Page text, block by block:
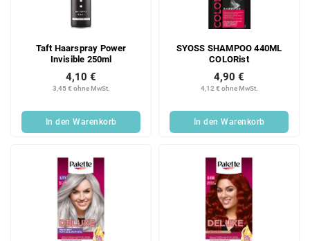
Taft Haarspray Power
Invisible 250ml
3,45 € ohne MwSt.
4,10 €
In den Warenkorb
SYOSS SHAMPOO 440ML
COLORist
4,12 € ohne MwSt.
4,90 €
In den Warenkorb